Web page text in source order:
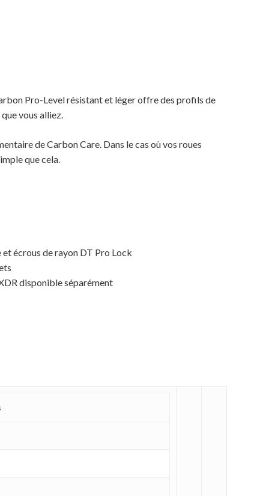
Pro-Level résistant et léger offre des profils de
vous alliez.
de Carbon Care. Dans le cas où vos roues
que cela.
écrous de rayon DT Pro Lock
disponible séparément